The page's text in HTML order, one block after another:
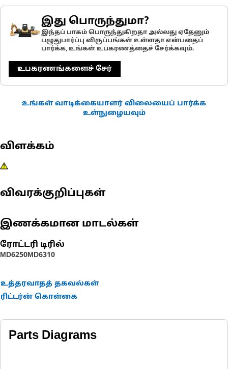
இது பொருந்துமா?
இந்தப் பாகம் பொருந்துகிறதா அல்லது ஏதேனும்
பழுதுபார்ப்பு விருப்பங்கள் உள்ளதா என்பதைப்
பார்க்க, உங்கள் உபகரணத்தைச் சேர்க்கவும்.
உபகரணங்களைச் சேர்
உங்கள் வாடிக்கையாளர் விலையைப் பார்க்க
உள்நுழையவும்
விளக்கம்
விவரக்குறிப்புகள்
இணக்கமான மாடல்கள்
ரோட்டரி டிரில்
MD6250MD6310
உத்தரவாதத் தகவல்கள்
ரிட்டர்ன் கொள்கை
Parts Diagrams